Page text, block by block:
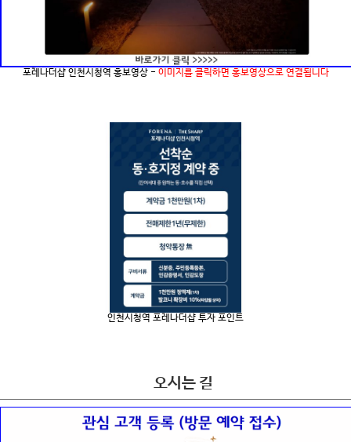
포레나더샵 인천시청역 홍보영상 - 이미지를 클릭하면 홍보영상으로 연결됩니다
인천시청역 포레나더샵 투자 포인트
오시는 길